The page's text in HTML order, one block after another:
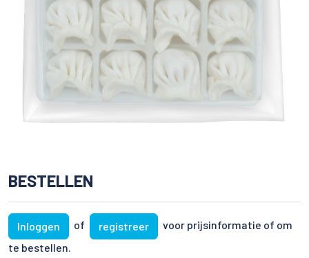
BESTELLEN
Inloggen of registreer
voor prijsinformatie of om
te bestellen.